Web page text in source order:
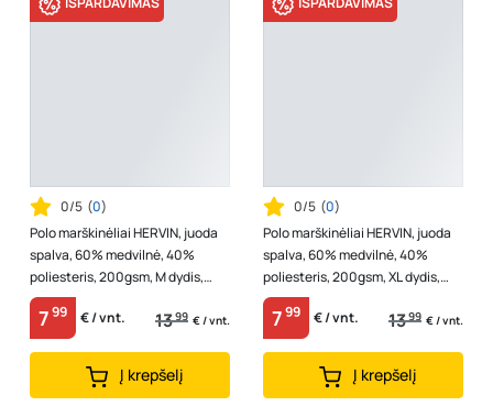
0/5 (0)
Polo marškinėliai HERVIN, juoda
spalva, 60% medvilnė, 40%
poliesteris, 200gsm, M dydis,
7860022
799 € / vnt. 1399 € / vnt.
Į krepšelį
0/5 (0)
Polo marškinėliai HERVIN, juoda
spalva, 60% medvilnė, 40%
poliesteris, 200gsm, XL dydis,
7860024
799 € / vnt. 1399 € / vnt.
Į krepšelį